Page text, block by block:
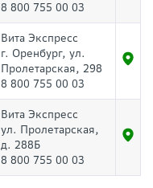
8 800 755 00 03
Вита Экспресс
г. Оренбург, ул.
Пролетарская, 298
8 800 755 00 03
Вита Экспресс
ул. Пролетарская,
д. 288Б
8 800 755 00 03